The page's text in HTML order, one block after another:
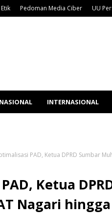
Pedoman Media Ciber UU
NASIONAL INTERNASIONAL
PAD, Ketua DPRD Sumbar
Ketua
Nagari